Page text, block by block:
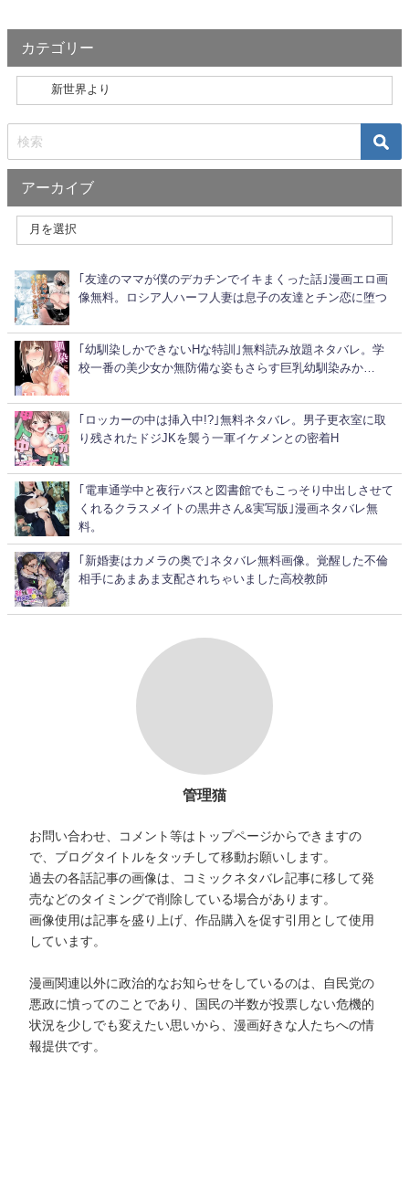
カテゴリー
アーカイブ
｢友達のママが僕のデカチンでイキまくった話｣漫画エロ画
像無料。ロシア人ハーフ人妻は息子の友達とチン恋に堕つ
｢幼馴染しかできないHな特訓｣無料読み放題ネタバレ。学
校一番の美少女か無防備な姿もさらす巨乳幼馴染みか…
｢ロッカーの中は挿入中!?｣無料ネタバレ。男子更衣室に取
り残されたドジJKを襲う一軍イケメンとの密着H
｢電車通学中と夜行バスと図書館でもこっそり中出しさせて
くれるクラスメイトの黒井さん&実写版｣漫画ネタバレ無
料。
｢新婚妻はカメラの奥で｣ネタバレ無料画像。覚醒した不倫
相手にあまあま支配されちゃいました高校教師
管理猫
お問い合わせ、コメント等はトップページからできますの
で、ブログタイトルをタッチして移動お願いします。
過去の各話記事の画像は、コミックネタバレ記事に移して発
売などのタイミングで削除している場合があります。
画像使用は記事を盛り上げ、作品購入を促す引用として使用
しています。
漫画関連以外に政治的なお知らせをしているのは、自民党の
悪政に憤ってのことであり、国民の半数が投票しない危機的
状況を少しでも変えたい思いから、漫画好きな人たちへの情
報提供です。